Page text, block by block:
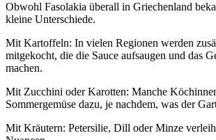
Obwohl Fasolakia überall in Griechenland
kleine Unterschiede.
Mit Kartoffeln: In vielen Regionen werden
mitgekocht, die die Sauce aufsaugen und das
machen.
Mit Zucchini oder Karotten: Manche
Sommergemüse dazu, je nachdem, was der
Mit Kräutern: Petersilie, Dill oder Minze